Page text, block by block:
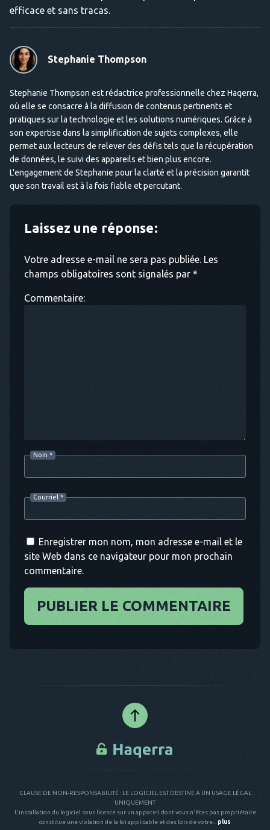
efficace et sans tracas.
Stephanie Thompson
Stephanie Thompson est rédactrice professionnelle chez Haqerra,
où elle se consacre à la diffusion de contenus pertinents et
pratiques sur la technologie et les solutions numériques. Grâce à
son expertise dans la simplification de sujets complexes, elle
permet aux lecteurs de relever des défis tels que la récupération
de données, le suivi des appareils et bien plus encore.
L'engagement de Stephanie pour la clarté et la précision garantit
que son travail est à la fois fiable et percutant.
Laissez une réponse:
Votre adresse e-mail ne sera pas publiée. Les
champs obligatoires sont signalés par *
Commentaire:
Nom *
Courriel *
Enregistrer mon nom, mon adresse e-mail et le
site Web dans ce navigateur pour mon prochain
commentaire.
PUBLIER LE COMMENTAIRE
CLAUSE DE NON-RESPONSABILITÉ : LE LOGICIEL EST DESTINÉ À UN USAGE LÉGAL
UNIQUEMENT
L'installation du logiciel sous licence sur un appareil dont vous n'êtes pas propriétaire
constitue une violation de la loi applicable et des lois de votre...
plus